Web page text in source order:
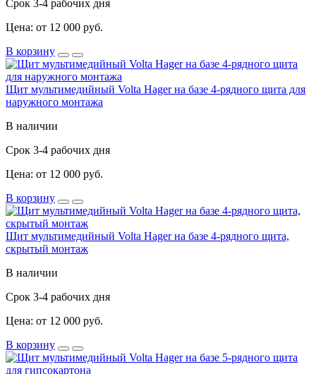
Срок 3-4 рабочих дня
Цена: от 12 000 руб.
В корзину
Щит мультимедийный Volta Hager на базе 4-рядного щита для
наружного монтажа
В наличии
Срок 3-4 рабочих дня
Цена: от 12 000 руб.
В корзину
Щит мультимедийный Volta Hager на базе 4-рядного щита,
скрытый монтаж
В наличии
Срок 3-4 рабочих дня
Цена: от 12 000 руб.
В корзину